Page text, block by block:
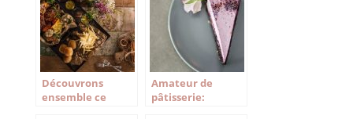
Découvrons
ensemble ce
Amateur de
pâtisserie: